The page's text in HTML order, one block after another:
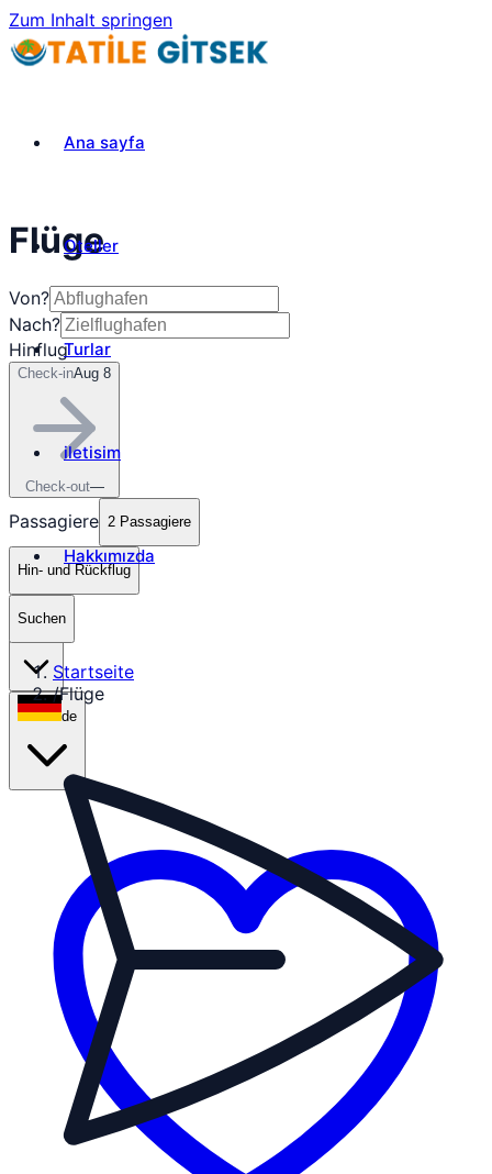
Zum Inhalt springen
Ana sayfa
Oteller
Turlar
iletisim
Hakkımızda
₺TRY
de
Flüge
Von?
Nach?
Hinflug
Check-inAug 8
Check-out—
Passagiere 2 Passagiere
Hin- und Rückflug
Suchen
Startseite
/Flüge